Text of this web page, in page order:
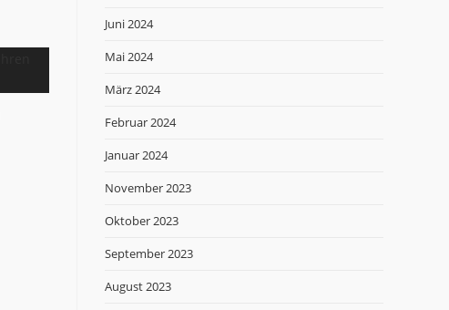
Juni 2024
Mai 2024
März 2024
Februar 2024
Januar 2024
November 2023
Oktober 2023
September 2023
August 2023